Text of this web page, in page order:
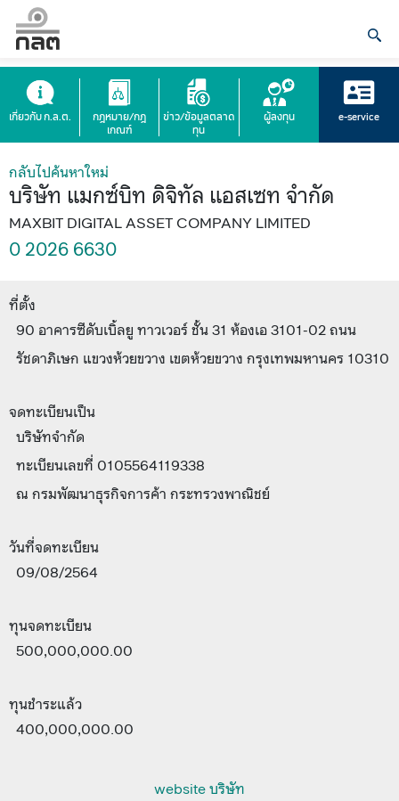
เกี่ยวกับ ก.ล.ต.
กฎหมาย/กฎ
เกณฑ์
ข่าว/ข้อมูลตลาด
ทุน
ผู้ลงทุน e-service
กลับไปค้นหาใหม่
บริษัท แมกซ์บิท ดิจิทัล แอสเซท จำกัด
MAXBIT DIGITAL ASSET COMPANY LIMITED
0 2026 6630
ที่ตั้ง
90 อาคารซีดับเบิ้ลยู ทาวเวอร์ ชั้น 31 ห้องเอ 3101-02 ถนน
รัชดาภิเษก แขวงห้วยขวาง เขตห้วยขวาง กรุงเทพมหานคร 10310
จดทะเบียนเป็น
บริษัทจำกัด
ทะเบียนเลขที่ 0105564119338
ณ กรมพัฒนาธุรกิจการค้า กระทรวงพาณิชย์
วันที่จดทะเบียน
09/08/2564
ทุนจดทะเบียน
500,000,000.00
ทุนชำระแล้ว
400,000,000.00
website บริษัท